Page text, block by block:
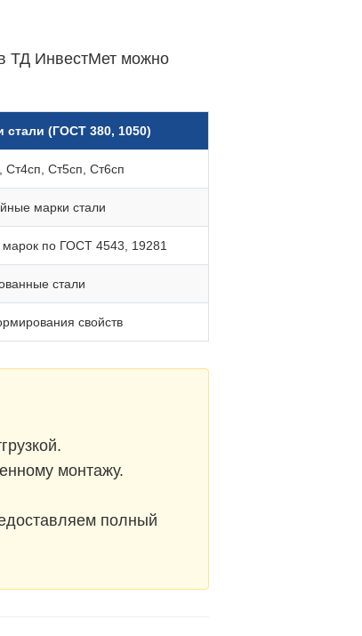
ТД ИнвестМет можно
стали (ГОСТ 380, 1050)
Ст4сп, Ст5сп, Ст6сп
марки стали
марок по ГОСТ 4543, 19281
стали
свойств
монтажу.
полный